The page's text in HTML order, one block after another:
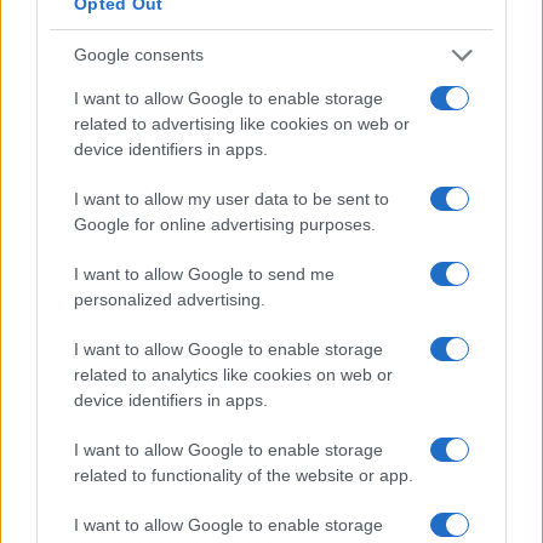
Google consents
I want to allow Google to enable storage
related to advertising like cookies on web or
device identifiers in apps.
I want to allow my user data to be sent to
Google for online advertising purposes.
I want to allow Google to send me
personalized advertising.
I want to allow Google to enable storage
related to analytics like cookies on web or
device identifiers in apps.
I want to allow Google to enable storage
related to functionality of the website or app.
I want to allow Google to enable storage
Molte persone perseguono l’istruzione superiore
come tattica per passare a un lavoro più retribuito. I
numeri sembrano supportare la teoria. L’aumento
medio della retribuzione durante il cambio di lavoro
è di circa il 10% in più rispetto al consueto aumento
di stipendio.
ne vale sicuramente la pena. Dovresti essere in
grado di recuperare i costi in circa un anno circa.
Differenza salariale tipica per istruzione
per la maggior parte delle carriere
Confronto salariale del revisore interno